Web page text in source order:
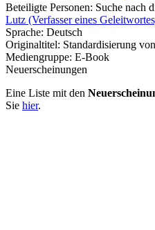
Beteiligte Personen: Suche nach
Lutz (Verfasser eines
Sprache: Deutsch
Originaltitel: Standardisierung
Mediengruppe: E-Book
Neuerscheinungen
Eine Liste mit den
Sie hier.